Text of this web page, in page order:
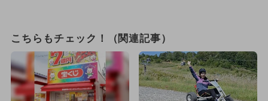
こちらもチェック！（関連記事）